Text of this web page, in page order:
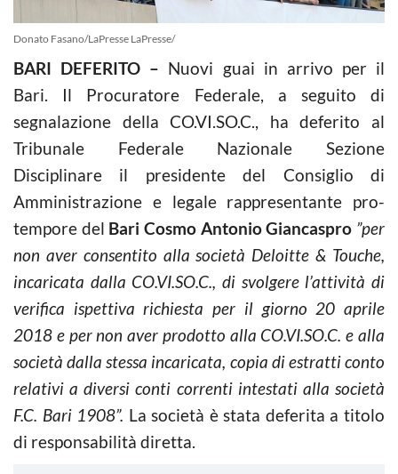
Donato Fasano/LaPresse LaPresse/
BARI DEFERITO – Nuovi guai in arrivo per il
Bari. Il Procuratore Federale, a seguito di
segnalazione della CO.VI.SO.C., ha deferito al
Tribunale Federale Nazionale Sezione
Disciplinare il presidente del Consiglio di
Amministrazione e legale rappresentante pro-
tempore del Bari Cosmo Antonio Giancaspro ”per
non aver consentito alla società Deloitte & Touche,
incaricata dalla CO.VI.SO.C., di svolgere l’attività di
verifica ispettiva richiesta per il giorno 20 aprile
2018 e per non aver prodotto alla CO.VI.SO.C. e alla
società dalla stessa incaricata, copia di estratti conto
relativi a diversi conti correnti intestati alla società
F.C. Bari 1908”. La società è stata deferita a titolo
di responsabilità diretta.